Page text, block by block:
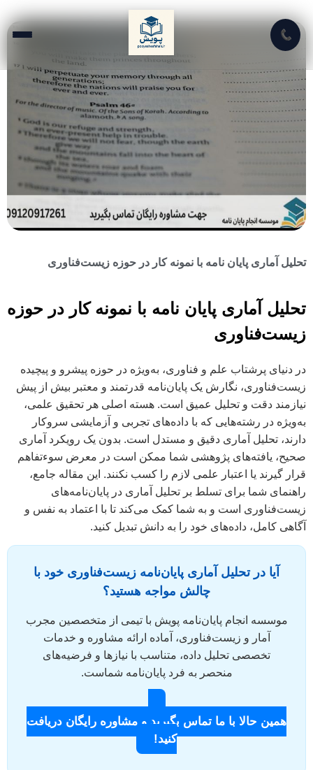
📞
تحلیل آماری پایان نامه با نمونه کار در حوزه زیست‌فناوری
تحلیل آماری پایان نامه با نمونه کار در حوزه
زیست‌فناوری
در دنیای پرشتاب علم و فناوری، به‌ویژه در حوزه پیشرو و پیچیده
زیست‌فناوری، نگارش یک پایان‌نامه قدرتمند و معتبر بیش از پیش
نیازمند دقت و تحلیل عمیق است. هسته اصلی هر تحقیق علمی،
به‌ویژه در رشته‌هایی که با داده‌های تجربی و آزمایشی سروکار
دارند، تحلیل آماری دقیق و مستدل است. بدون یک رویکرد آماری
صحیح، یافته‌های پژوهشی شما ممکن است در معرض سوءتفاهم
قرار گیرند یا اعتبار علمی لازم را کسب نکنند. این مقاله جامع،
راهنمای شما برای تسلط بر تحلیل آماری در پایان‌نامه‌های
زیست‌فناوری است و به شما کمک می‌کند تا با اعتماد به نفس و
آگاهی کامل، داده‌های خود را به دانش تبدیل کنید.
آیا در تحلیل آماری پایان‌نامه زیست‌فناوری خود با
چالش مواجه هستید؟
موسسه انجام پایان‌نامه پویش با تیمی از متخصصین مجرب
آمار و زیست‌فناوری، آماده ارائه مشاوره و خدمات
تخصصی تحلیل داده، متناسب با نیازها و فرضیه‌های
منحصر به فرد پایان‌نامه شماست.
همین حالا با ما تماس بگیرید و مشاوره رایگان دریافت
کنید!